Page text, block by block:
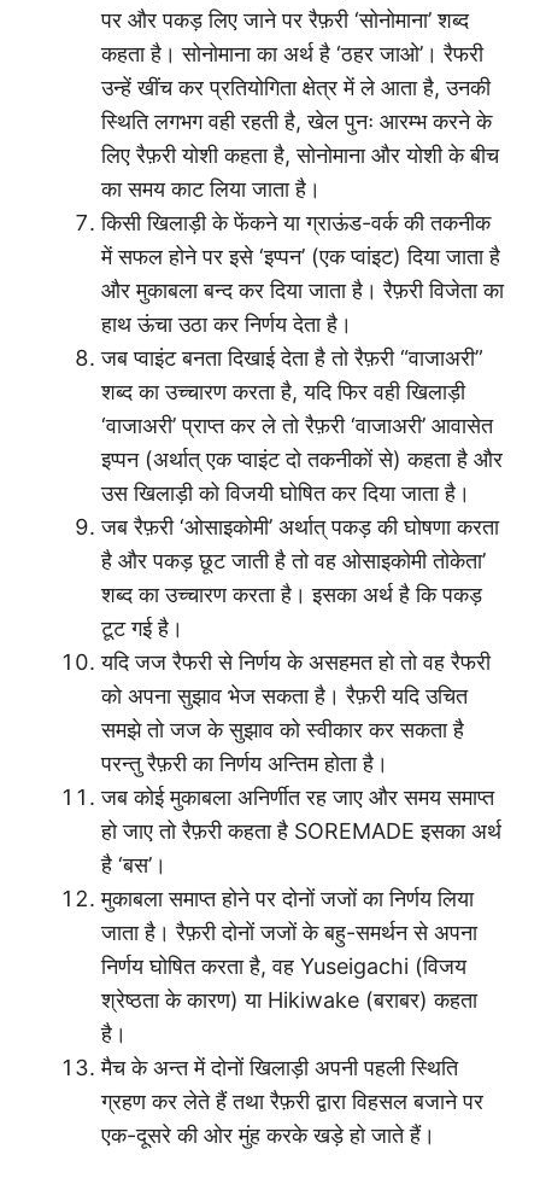
पर और पकड़ लिए जाने पर रैफ़री ‘सोनोमाना’ शब्द
कहता है। सोनोमाना का अर्थ है ‘ठहर जाओ’। रैफरी
उन्हें खींच कर प्रतियोगिता क्षेत्र में ले आता है, उनकी
स्थिति लगभग वही रहती है, खेल पुनः आरम्भ करने के
लिए रैफ़री योशी कहता है, सोनोमाना और योशी के बीच
का समय काट लिया जाता है।
किसी खिलाड़ी के फेंकने या ग्राऊंड-वर्क की तकनीक
में सफल होने पर इसे ‘इप्पन’ (एक प्वांइट) दिया जाता है
और मुकाबला बन्द कर दिया जाता है। रैफ़री विजेता का
हाथ ऊंचा उठा कर निर्णय देता है।
जब प्वाइंट बनता दिखाई देता है तो रैफ़री “वाजाअरी”
शब्द का उच्चारण करता है, यदि फिर वही खिलाड़ी
‘वाजाअरी’ प्राप्त कर ले तो रैफ़री ‘वाजाअरी’ आवासेत
इप्पन (अर्थात् एक प्वाइंट दो तकनीकों से) कहता है और
उस खिलाड़ी को विजयी घोषित कर दिया जाता है।
जब रैफ़री ‘ओसाइकोमी’ अर्थात् पकड़ की घोषणा करता
है और पकड़ छूट जाती है तो वह ओसाइकोमी तोकेता’
शब्द का उच्चारण करता है। इसका अर्थ है कि पकड़
टूट गई है।
यदि जज रैफरी से निर्णय के असहमत हो तो वह रैफरी
को अपना सुझाव भेज सकता है। रैफ़री यदि उचित
समझे तो जज के सुझाव को स्वीकार कर सकता है
परन्तु रैफ़री का निर्णय अन्तिम होता है।
जब कोई मुकाबला अनिर्णीत रह जाए और समय समाप्त
हो जाए तो रैफ़री कहता है SOREMADE इसका अर्थ
है ‘बस’।
मुकाबला समाप्त होने पर दोनों जजों का निर्णय लिया
जाता है। रैफ़री दोनों जजों के बहु-समर्थन से अपना
निर्णय घोषित करता है, वह Yuseigachi (विजय
श्रेष्ठता के कारण) या Hikiwake (बराबर) कहता
है।
मैच के अन्त में दोनों खिलाड़ी अपनी पहली स्थिति
ग्रहण कर लेते हैं तथा रैफ़री द्वारा विहसल बजाने पर
एक-दूसरे की ओर मुंह करके खड़े हो जाते हैं।